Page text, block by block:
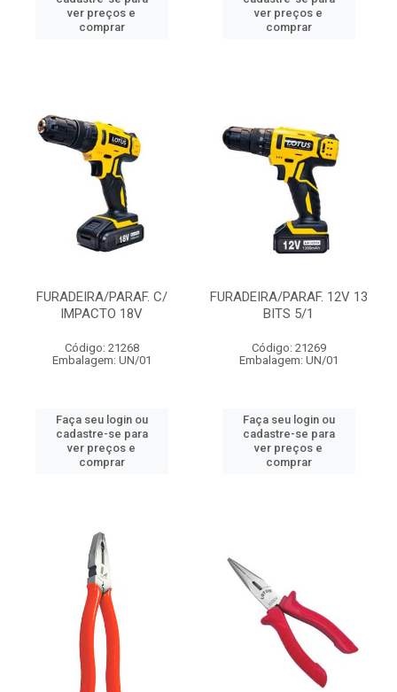
ver preços e
comprar
ver preços e
comprar
FURADEIRA/PARAF. C/
IMPACTO 18V
Código: 21268
Embalagem: UN/01
Faça seu login ou
cadastre-se para
ver preços e
comprar
FURADEIRA/PARAF. 12V 13
BITS 5/1
Código: 21269
Embalagem: UN/01
Faça seu login ou
cadastre-se para
ver preços e
comprar